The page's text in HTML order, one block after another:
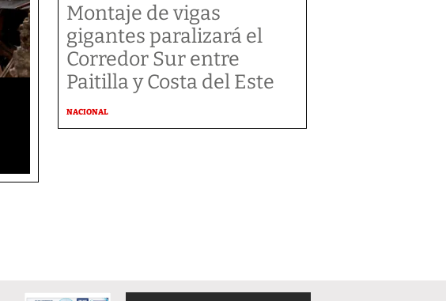
Montaje de vigas
gigantes paralizará el
Corredor Sur entre
Paitilla y Costa del Este
NACIONAL